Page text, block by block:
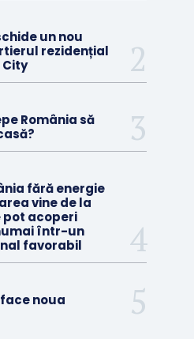
un nou
rezidențial
City
România să
fără energie
vine de la
acoperi
într-un
favorabil
noua